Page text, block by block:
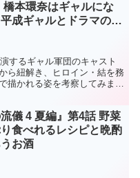
橋本環奈はギャルにな
成ギャルとドラマの時
するギャル軍団のキャスト
ら紐解き、ヒロイン・結を務
描かれる姿を考察してみまし
流儀 4 夏編』第4話 野菜
食べれるレシピと晩酌
お酒